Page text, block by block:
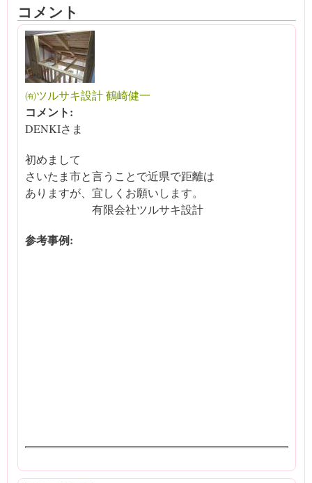
コメント
㈲ツルサキ設計 鶴崎健一
コメント:
DENKIさま
初めまして
さいたま市と言うことで近県で距離は
ありますが、宜しくお願いします。
有限会社ツルサキ設計
参考事例: